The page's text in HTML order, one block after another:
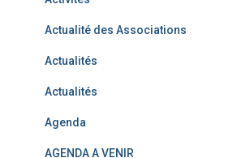
Actualité des Associations
Actualités
Actualités
Agenda
AGENDA A VENIR